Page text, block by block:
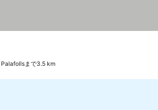
Palafollsまで3.5 km